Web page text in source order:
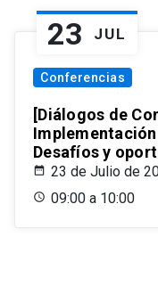
23 JUL
Conferencias
[Diálogos de
Desafíos y
23 de Julio de
09:00 a 10:00